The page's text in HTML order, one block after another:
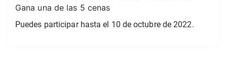
Puedes participar hasta el 10 de octubre de 2022.